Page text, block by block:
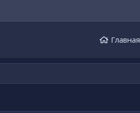
Главная